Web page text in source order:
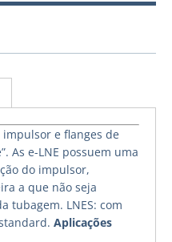
e flanges de
As e-LNE possuem uma
do impulsor,
a que não seja
tubagem. LNES: com
Aplicações